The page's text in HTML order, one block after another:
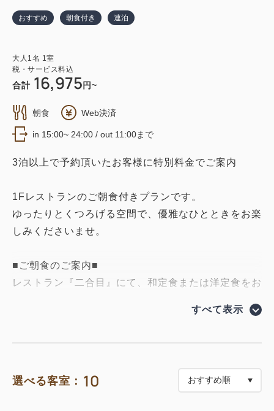
おすすめ 朝食付き 連泊
大人 1名 1室
税・サービス料込
合計 16,975 円~
朝食 Web決済
in 15:00~ 24:00 / out 11:00まで
3泊以上で予約頂いたお客様に特別料金でご案内
1Fレストランのご朝食付きプランです。
ゆったりとくつろげる空間で、優雅なひとときをお楽
しみくださいませ。
■ご朝食のご案内■
レストラン『二合目』にて、和定食または洋定食をお
◎女性にうれしいアメニティも充実！
メーク落とし、洗顔フォーム、乳液、化粧水、ボディ
すべて表示
選べる客室： 10